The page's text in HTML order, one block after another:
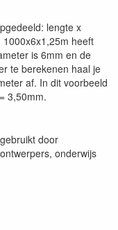
lengte x
heeft
is 6mm en de
te berekenen haal je
af. In dit voorbeeld
3,50mm.
door
onderwijs